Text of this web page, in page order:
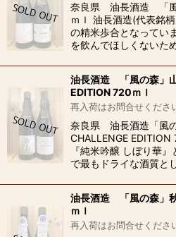
奈良県 油長酒造 「
ｍｌ 油長酒造(代表銘
の精米歩合となってい
を飲んでほしくないた
油長酒造 「風の森」
EDITION 720ｍｌ
再入荷はお問合せくださ
奈良県 油長酒造「風
CHALLENGE
『純米吟醸 しぼり華
で最もドライな酒質と
油長酒造 「風の森」
ｍｌ
再入荷はお問合せくださ